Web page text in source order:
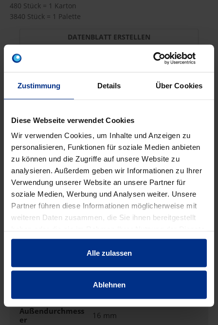
Zustimmung Details Über Cookies
Diese Webseite verwendet Cookies
Wir verwenden Cookies, um Inhalte und Anzeigen zu
personalisieren, Funktionen für soziale Medien anbieten
zu können und die Zugriffe auf unsere Website zu
analysieren. Außerdem geben wir Informationen zu Ihrer
Verwendung unserer Website an unsere Partner für
soziale Medien, Werbung und Analysen weiter. Unsere
Partner führen diese Informationen möglicherweise mit
weiteren Daten zusammen, die Sie ihnen bereitgestellt
gesammelt haben.
Alle zulassen
Ablehnen
480 Stück = 1 Karton
3840 Stück = 1 Palette
DATENBLATT ERSTELLEN
BW-TA3/4/16B
Min.: 1 Stück
7,30 €
pro 1 Stück (exkl. Mwst.)
AJB
Code
EIGENSCHAFTEN
3/4"AG
T-Stück mit AG
Außendurchmess
er
16 mm